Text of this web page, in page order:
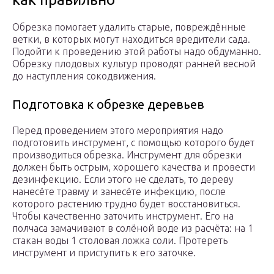
Обрезка помогает удалить старые, повреждённые
ветки, в которых могут находиться вредители сада.
Подойти к проведению этой работы надо обдуманно.
Обрезку плодовых культур проводят ранней весной
до наступления сокодвижения.
Подготовка к обрезке деревьев
Перед проведением этого мероприятия надо
подготовить инструмент, с помощью которого будет
производиться обрезка. Инструмент для обрезки
должен быть острым, хорошего качества и провести
дезинфекцию. Если этого не сделать, то дереву
нанесёте травму и занесёте инфекцию, после
которого растению трудно будет восстановиться.
Чтобы качественно заточить инструмент. Его на
полчаса замачивают в солёной воде из расчёта: на 1
стакан воды 1 столовая ложка соли. Протереть
инструмент и приступить к его заточке.